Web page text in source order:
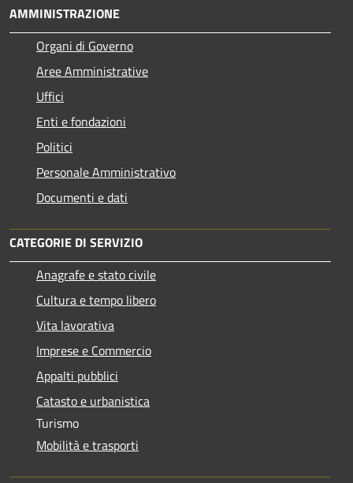
AMMINISTRAZIONE
Organi di Governo
Aree Amministrative
Uffici
Enti e fondazioni
Politici
Personale Amministrativo
Documenti e dati
CATEGORIE DI SERVIZIO
Anagrafe e stato civile
Cultura e tempo libero
Vita lavorativa
Imprese e Commercio
Appalti pubblici
Catasto e urbanistica
Turismo
Mobilità e trasporti